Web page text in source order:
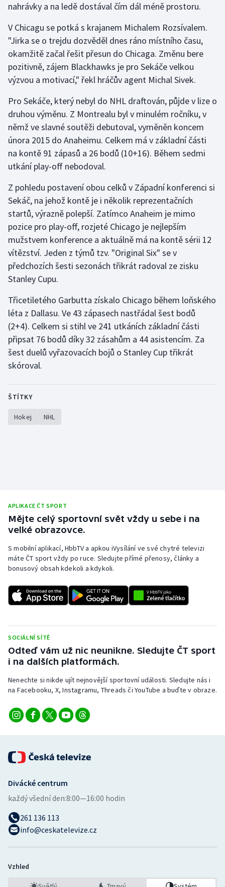
Gymnastika
Házená
Jezdectví
Judo
Krasobruslení
Lezení
Lyže a snowboard
Motorsport
Olympijské hry
Parasport
Plavání
Plážový volejbal
Ragby
Rychlobruslení
Rychlostní kanoistika
Short track
Sportovní střelba
Vodní slalom
Ostatní
nahrávky a na ledě dostával čím dál méně prostoru.
V Chicagu se potká s krajanem Michalem Rozsívalem.
"Jirka se o trejdu dozvěděl dnes ráno místního času,
okamžitě začal řešit přesun do Chicaga. Změnu bere
pozitivně, zájem Blackhawks je pro Sekáče velkou
výzvou a motivací," řekl hráčův agent Michal Sivek.
Pro Sekáče, který nebyl do NHL draftován, půjde v lize o
druhou výměnu. Z Montrealu byl v minulém ročníku, v
němž ve slavné soutěži debutoval, vyměněn koncem
února 2015 do Anaheimu. Celkem má v základní části
na kontě 91 zápasů a 26 bodů (10+16). Během sedmi
utkání play-off nebodoval.
Z pohledu postavení obou celků v Západní konferenci si
Sekáč, na jehož kontě je i několik reprezentačních
startů, výrazně polepší. Zatímco Anaheim je mimo
pozice pro play-off, rozjeté Chicago je nejlepším
mužstvem konference a aktuálně má na kontě sérii 12
vítězství. Jeden z týmů tzv. "Original Six" se v
předchozích šesti sezonách třikrát radoval ze zisku
Stanley Cupu.
Třicetiletého Garbutta získalo Chicago během loňského
léta z Dallasu. Ve 43 zápasech nastřádal šest bodů
(2+4). Celkem si stihl ve 241 utkáních základní části
připsat 76 bodů díky 32 zásahům a 44 asistencím. Za
šest duelů vyřazovacích bojů o Stanley Cup třikrát
skóroval.
ŠTÍTKY
Hokej NHL
APLIKACE ČT SPORT
Mějte celý sportovní svět vždy u sebe i na
velké obrazovce.
S mobilní aplikací, HbbTV a apkou iVysílání ve své chytré televizi
máte ČT sport vždy po ruce. Sledujte přímé přenosy, články a
bonusový obsah kdekoli a kdykoli.
SOCIÁLNÍ SÍTĚ
Odteď vám už nic neunikne. Sledujte ČT sport
i na dalších platformách.
Nenechte si nikde ujít nejnovější sportovní události. Sledujte nás i
na Facebooku, X, Instagramu, Threads či YouTube a buďte v obraze.
Divácké centrum
každý všední den:8:00—16:00 hodin
261 136 113
info@ceskatelevize.cz
Vzhled